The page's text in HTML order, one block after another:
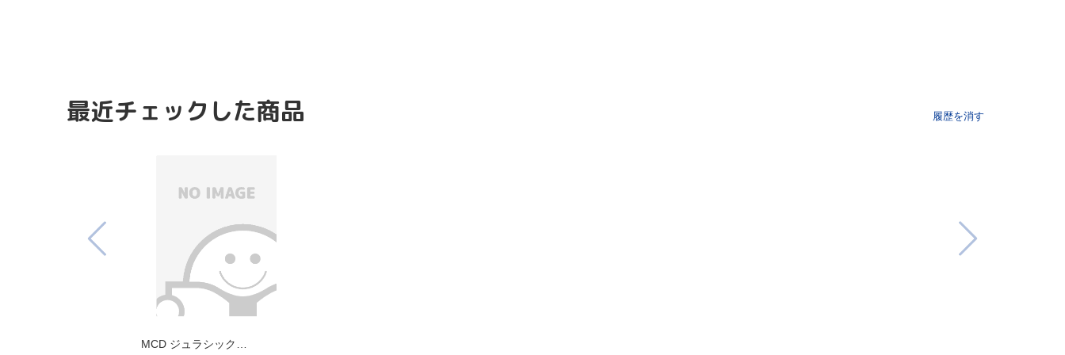
最近チェックした商品 履歴を消す
MCD ジュラシック…